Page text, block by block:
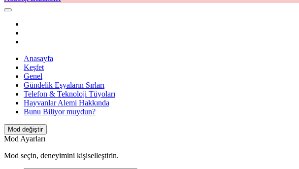
Anasayfa
Keşfet
Genel
Gündelik Eşyaların Sırları
Telefon & Teknoloji Tüyoları
Hayvanlar Alemi Hakkında
Bunu Biliyor muydun?
Mod değiştir
Mod Ayarları
Mod seçin, deneyimini kişiselleştirin.